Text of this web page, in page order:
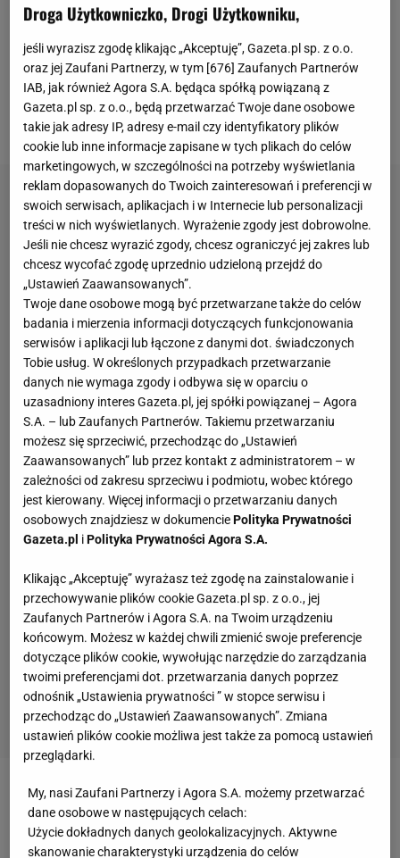
Jeleny Rybakiny (11. WTA) w czwartej rundzie
Roland Garros. Po zaciętym i emocjonującym
spotkaniu polska tenisistka wygrała 1:6, 6:3, 7:5 i
zameldowała się w ćwierćfinale i notując 25.
zwycięstwo z rzędu na paryskich kortach.
Zobacz wideoJakub Kosecki o kryzysie
psychicznym Igi Świątek: Ta sytuacja weszła jej
mocno do głowy
Droga Użytkowniczko, Drogi Użytkowniku,
jeśli wyrazisz zgodę klikając „Akceptuję”, Gazeta.pl sp. z o.o.
oraz jej Zaufani Partnerzy, w tym [676] Zaufanych Partnerów
IAB, jak również Agora S.A. będąca spółką powiązaną z
Gazeta.pl sp. z o.o., będą przetwarzać Twoje dane osobowe
takie jak adresy IP, adresy e-mail czy identyfikatory plików
cookie lub inne informacje zapisane w tych plikach do celów
marketingowych, w szczególności na potrzeby wyświetlania
reklam dopasowanych do Twoich zainteresowań i preferencji w
swoich serwisach, aplikacjach i w Internecie lub personalizacji
treści w nich wyświetlanych. Wyrażenie zgody jest dobrowolne.
Jeśli nie chcesz wyrazić zgody, chcesz ograniczyć jej zakres lub
chcesz wycofać zgodę uprzednio udzieloną przejdź do
„Ustawień Zaawansowanych”.
Twoje dane osobowe mogą być przetwarzane także do celów
badania i mierzenia informacji dotyczących funkcjonowania
serwisów i aplikacji lub łączone z danymi dot. świadczonych
Tobie usług. W określonych przypadkach przetwarzanie
danych nie wymaga zgody i odbywa się w oparciu o
uzasadniony interes Gazeta.pl, jej spółki powiązanej – Agora
S.A. – lub Zaufanych Partnerów. Takiemu przetwarzaniu
możesz się sprzeciwić, przechodząc do „Ustawień
Zaawansowanych” lub przez kontakt z administratorem – w
zależności od zakresu sprzeciwu i podmiotu, wobec którego
jest kierowany. Więcej informacji o przetwarzaniu danych
osobowych znajdziesz w dokumenciePolityka Prywatności
Gazeta.pl iPolityka Prywatności Agora S.A.
Klikając „Akceptuję” wyrażasz też zgodę na zainstalowanie i
przechowywanie plików cookie Gazeta.pl sp. z o.o., jej
Zaufanych Partnerów i Agora S.A. na Twoim urządzeniu
końcowym. Możesz w każdej chwili zmienić swoje preferencje
dotyczące plików cookie, wywołując narzędzie do zarządzania
twoimi preferencjami dot. przetwarzania danych poprzez
odnośnik „Ustawienia prywatności ” w stopce serwisu i
przechodząc do „Ustawień Zaawansowanych”. Zmiana
ustawień plików cookie możliwa jest także za pomocą ustawień
przeglądarki.
My, nasi Zaufani Partnerzy i Agora S.A. możemy przetwarzać
dane osobowe w następujących celach:
Użycie dokładnych danych geolokalizacyjnych. Aktywne
skanowanie charakterystyki urządzenia do celów